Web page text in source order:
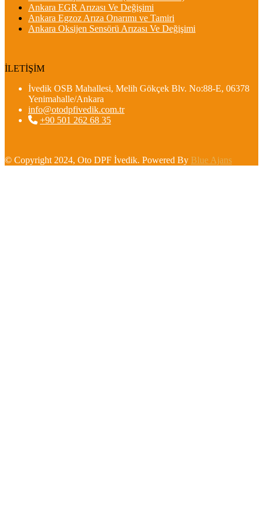
Ankara EGR Arızası Ve Değişimi
Ankara Egzoz Arıza Onarımı ve Tamiri
Ankara Oksijen Sensörü Arızası Ve Değişimi
İLETİŞİM
İvedik OSB Mahallesi, Melih Gökçek Blv. No:88-E, 06378
Yenimahalle/Ankara
info@otodpfivedik.com.tr
+90 501 262 68 35
© Copyright 2024, Oto DPF İvedik. Powered By Blue Ajans